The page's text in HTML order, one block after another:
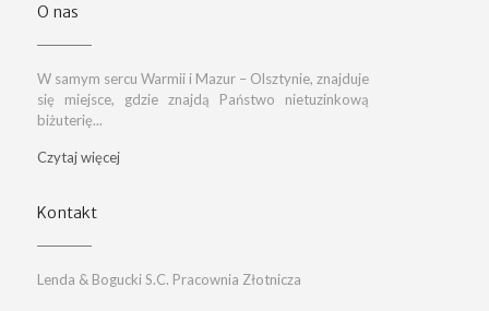
O nas
W samym sercu Warmii i Mazur – Olsztynie, znajduje
się miejsce, gdzie znajdą Państwo nietuzinkową
biżuterię...
Czytaj więcej
Kontakt
Lenda & Bogucki S.C. Pracownia Złotnicza